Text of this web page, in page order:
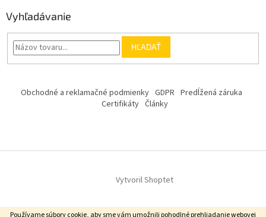
Vyhľadávanie
HĽADAŤ
Obchodné a reklamačné podmienky GDPR Predĺžená záruka
Certifikáty Články
Vytvoril Shoptet